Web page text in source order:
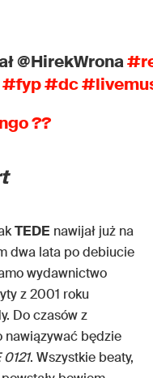
@HirekWrona
#fyp#dc
??
TEDE nawijał już na
dwa lata po debiucie
wydawnictwo
z 2001 roku
Do czasów z
nawiązywać będzie
0121. Wszystkie beaty,